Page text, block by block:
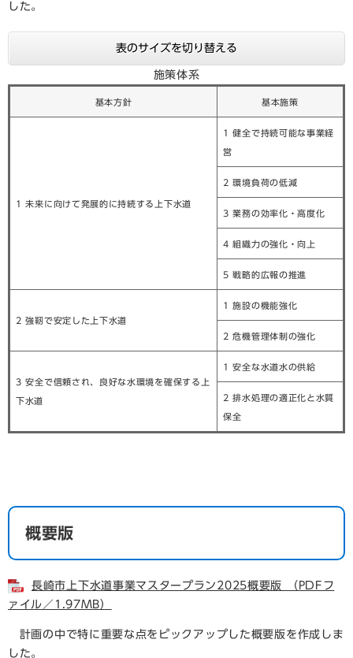
した。
表のサイズを切り替える
施策体系
基本方針 基本施策
1 未来に向けて発展的に持続する上下水道
1 健全で持続可能な事業経
営
2 環境負荷の低減
3 業務の効率化・高度化
4 組織力の強化・向上
5 戦略的広報の推進
2 強靭で安定した上下水道
1 施設の機能強化
2 危機管理体制の強化
3 安全で信頼され、良好な水環境を確保する上
下水道
1 安全な水道水の供給
2 排水処理の適正化と水質
保全
概要版
長崎市上下水道事業マスタープラン2025概要版 （PDFフ
ァイル／1.97MB）
計画の中で特に重要な点をピックアップした概要版を作成しま
した。